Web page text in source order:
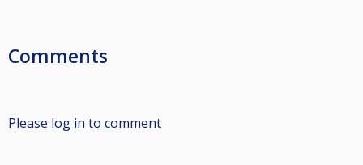
Comments
Please log in to comment